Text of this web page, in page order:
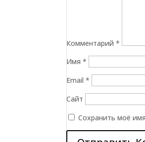
Комментарий*
Имя*
Email*
Сайт
Сохранить моё